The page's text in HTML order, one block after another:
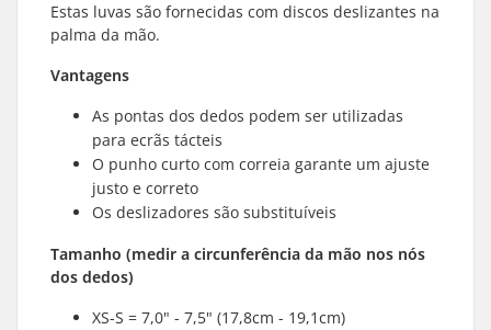
Estas luvas são fornecidas com discos deslizantes na
palma da mão.
Vantagens
As pontas dos dedos podem ser utilizadas
para ecrãs tácteis
O punho curto com correia garante um ajuste
justo e correto
Os deslizadores são substituíveis
Tamanho (medir a circunferência da mão nos nós
dos dedos)
XS-S = 7,0" - 7,5" (17,8cm - 19,1cm)